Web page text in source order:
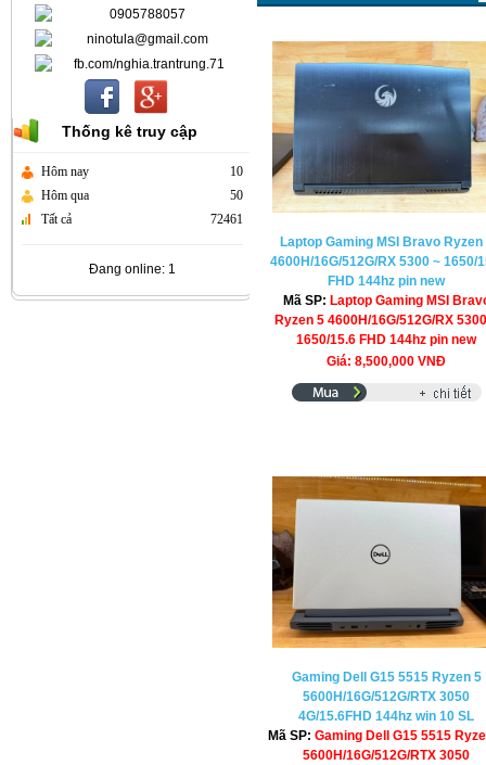
0905788057
ninotula@gmail.com
fb.com/nghia.trantrung.71
Thống kê truy cập
Hôm nay
10
Hôm qua
50
Tất cả
72461
Đang online: 1
Laptop Gaming MSI Bravo Ryzen
4600H/16G/512G/RX 5300 ~ 1650/
FHD 144hz pin new
Mã SP: Laptop Gaming MSI
Ryzen 5 4600H/16G/512G/RX
1650/15.6 FHD 144hz pin new
Giá: 8,500,000 VNĐ
Gaming Dell G15 5515 Ryzen 5
5600H/16G/512G/RTX 3050
4G/15.6FHD 144hz win 10 SL
Mã SP:Gaming Dell G15 5515
5600H/16G/512G/RTX 3050